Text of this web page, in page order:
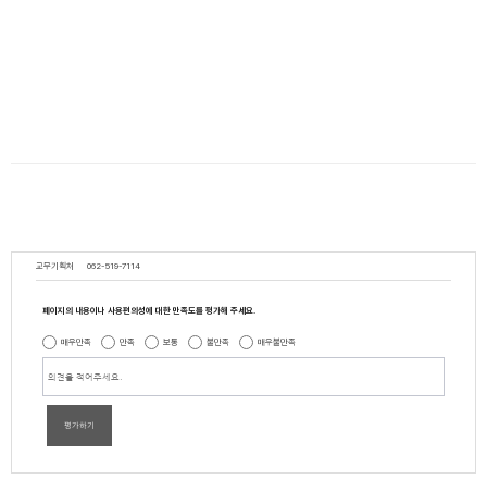
교무기획처 062-519-7114
페이지의 내용이나 사용편의성에 대한 만족도를 평가해 주세요.
매우만족 만족 보통 불만족 매우불만족
평가하기